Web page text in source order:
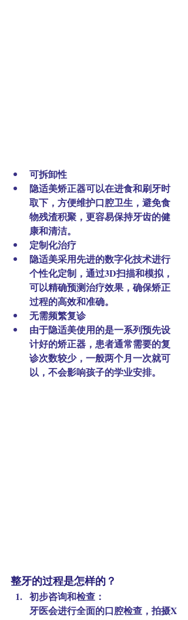
可拆卸性
隐适美矫正器可以在进食和刷牙时
取下，方便维护口腔卫生，避免食
物残渣积聚，更容易保持牙齿的健
康和清洁。
定制化治疗
隐适美采用先进的数字化技术进行
个性化定制，通过3D扫描和模拟，
可以精确预测治疗效果，确保矫正
过程的高效和准确。
无需频繁复诊
由于隐适美使用的是一系列预先设
计好的矫正器，患者通常需要的复
诊次数较少，一般两个月一次就可
以，不会影响孩子的学业安排。
整牙的过程是怎样的？
初步咨询和检查：
牙医会进行全面的口腔检查，拍摄X